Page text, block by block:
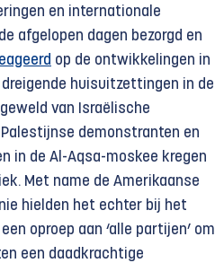
en internationale
afgelopen dagen bezorgd en
op de ontwikkelingen in
huisuitzettingen in de
van Israëlische
demonstranten en
in de Al-Aqsa-moskee kregen
Met name de Amerikaanse
hielden het echter bij het
oproep aan ‘alle partijen’ om
een daadkrachtige